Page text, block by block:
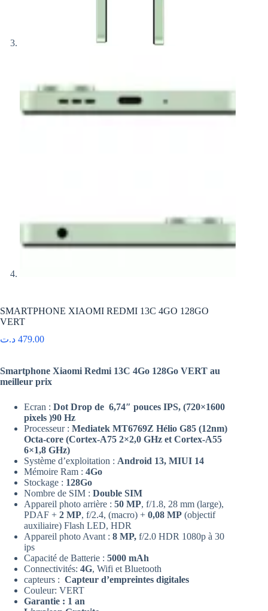
SMARTPHONE XIAOMI REDMI 13C 4GO 128GO
VERT
479.00 د.ت
Smartphone Xiaomi Redmi 13C 4Go 128Go VERT au
meilleur prix
Ecran : Dot Drop de 6,74″ pouces IPS, (720×1600
pixels )90 Hz
Processeur : Mediatek MT6769Z Hélio G85 (12nm)
Octa-core (Cortex-A75 2×2,0 GHz et Cortex-A55
6×1,8 GHz)
Système d’exploitation : Android 13, MIUI 14
Mémoire Ram : 4Go
Stockage : 128Go
Nombre de SIM : Double SIM
Appareil photo arrière : 50 MP, f/1.8, 28 mm (large),
PDAF + 2 MP, f/2.4, (macro) + 0,08 MP (objectif
auxiliaire) Flash LED, HDR
Appareil photo Avant : 8 MP, f/2.0 HDR 1080p à 30
ips
Capacité de Batterie : 5000 mAh
Connectivités: 4G, Wifi et Bluetooth
capteurs : Capteur d’empreintes digitales
Couleur: VERT
Garantie : 1 an